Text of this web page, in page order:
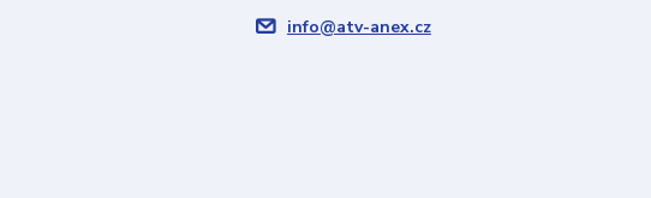
info@atv-anex.cz